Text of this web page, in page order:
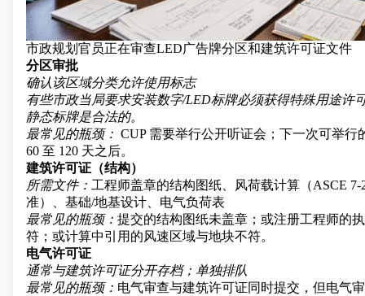
市政规划官员正在审查LED广告牌分区和建筑许可证文件
分区审批
确认该区域分类允许使用标志
有些市政当局要求安装数字/LED标牌必须获得特殊用途许
静态标牌是合法的。
最常见的瓶颈： CUP 需要举行公开听证会；下一次可举行
60 至 120 天之后。
建筑许可证（结构）
所需文件： 工程师盖章的结构图纸、风荷载计算（ASCE 7-
准）、基础/地基设计、电气负荷表
最常见的瓶颈： 提交的结构图纸未盖章；或注册工程师的
符；或计算中引用的风速区域与地块不符。
电气许可证
通常与建筑许可证分开存档；单独排队
最常见的瓶颈： 电气审查与建筑许可证同时提交，但电气